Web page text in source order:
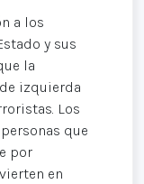
a los
y sus
la
izquierda
Los
que
por
en